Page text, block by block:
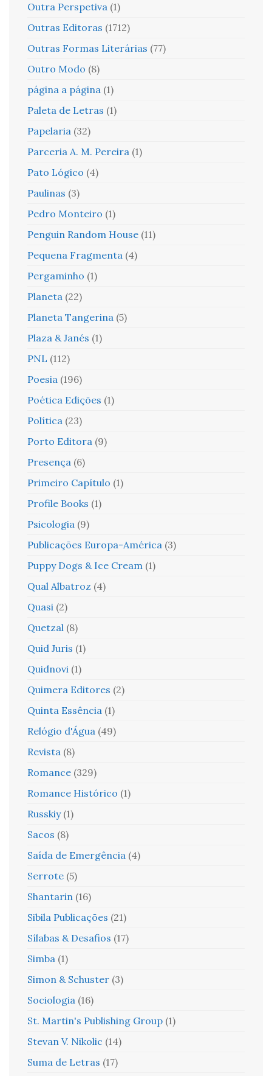
Outra Perspetiva (1)
Outras Editoras (1712)
Outras Formas Literárias (77)
Outro Modo (8)
página a página (1)
Paleta de Letras (1)
Papelaria (32)
Parceria A. M. Pereira (1)
Pato Lógico (4)
Paulinas (3)
Pedro Monteiro (1)
Penguin Random House (11)
Pequena Fragmenta (4)
Pergaminho (1)
Planeta (22)
Planeta Tangerina (5)
Plaza & Janés (1)
PNL (112)
Poesia (196)
Poética Edições (1)
Política (23)
Porto Editora (9)
Presença (6)
Primeiro Capítulo (1)
Profile Books (1)
Psicologia (9)
Publicações Europa-América (3)
Puppy Dogs & Ice Cream (1)
Qual Albatroz (4)
Quasi (2)
Quetzal (8)
Quid Juris (1)
Quidnovi (1)
Quimera Editores (2)
Quinta Essência (1)
Relógio d'Água (49)
Revista (8)
Romance (329)
Romance Histórico (1)
Russkiy (1)
Sacos (8)
Saída de Emergência (4)
Serrote (5)
Shantarin (16)
Sibila Publicações (21)
Sílabas & Desafios (17)
Simba (1)
Simon & Schuster (3)
Sociologia (16)
St. Martin's Publishing Group (1)
Stevan V. Nikolic (14)
Suma de Letras (17)